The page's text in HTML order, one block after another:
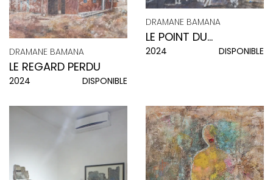
DRAMANE BAMANA
LE REGARD PERDU
2024 DISPONIBLE
DRAMANE BAMANA
LE POINT DU
QUOTIDIEN
2024 DISPONIBLE